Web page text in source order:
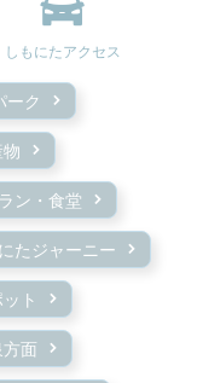
しもにたアクセス
ーク
ン・食堂
たジャーニー
ト
面